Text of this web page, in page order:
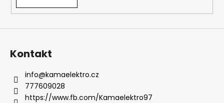
Kontakt
info@kamaelektro.cz
777609028
https://www.fb.com/Kamaelektro97